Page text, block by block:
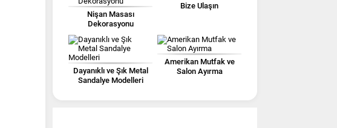
Nişan Masası
Dekorasyonu
Bize Ulaşın
Dayanıklı ve Şık Metal
Sandalye Modelleri
Amerikan Mutfak ve
Salon Ayırma